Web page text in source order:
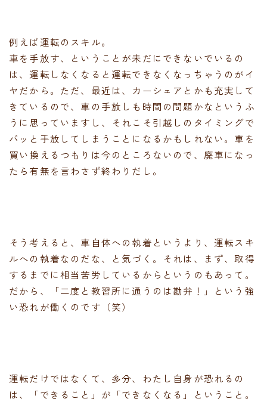
例えば運転のスキル。
車を手放す、ということが未だにできないでいるの
は、運転しなくなると運転できなくなっちゃうのがイ
ヤだから。ただ、最近は、カーシェアとかも充実して
きているので、車の手放しも時間の問題かなというふ
うに思っていますし、それこそ引越しのタイミングで
パッと手放してしまうことになるかもしれない。車を
買い換えるつもりは今のところないので、廃車になっ
たら有無を言わさず終わりだし。
そう考えると、車自体への執着というより、運転スキ
ルへの執着なのだな、と気づく。それは、まず、取得
するまでに相当苦労しているからというのもあって。
だから、「二度と教習所に通うのは勘弁！」という強
い恐れが働くのです（笑）
運転だけではなくて、多分、わたし自身が恐れるの
は、「できること」が「できなくなる」ということ。